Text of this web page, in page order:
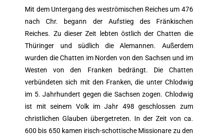
Mit dem Untergang des weströmischen Reiches um 476
nach Chr. begann der Aufstieg des Fränkischen
Reiches. Zu dieser Zeit lebten östlich der Chatten die
Thüringer und südlich die Alemannen. Außerdem
wurden die Chatten im Norden von den Sachsen und im
Westen von den Franken bedrängt. Die Chatten
verbündeten sich mit den Franken, die unter Chlodwig
im 5. Jahrhundert gegen die Sachsen zogen. Chlodwig
ist mit seinem Volk im Jahr 498 geschlossen zum
christlichen Glauben übergetreten. In der Zeit von ca.
600 bis 650 kamen irisch-schottische Missionare zu den